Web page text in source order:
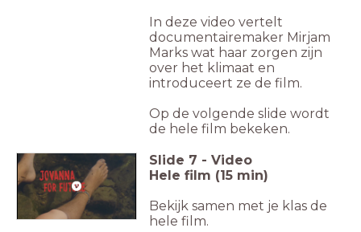
In deze video vertelt
documentairemaker Mirjam
Marks wat haar zorgen zijn
over het klimaat en
introduceert ze de film.
Op de volgende slide wordt
de hele film bekeken.
Slide 7 - Video
Hele film (15 min)
Bekijk samen met je klas de
hele film.